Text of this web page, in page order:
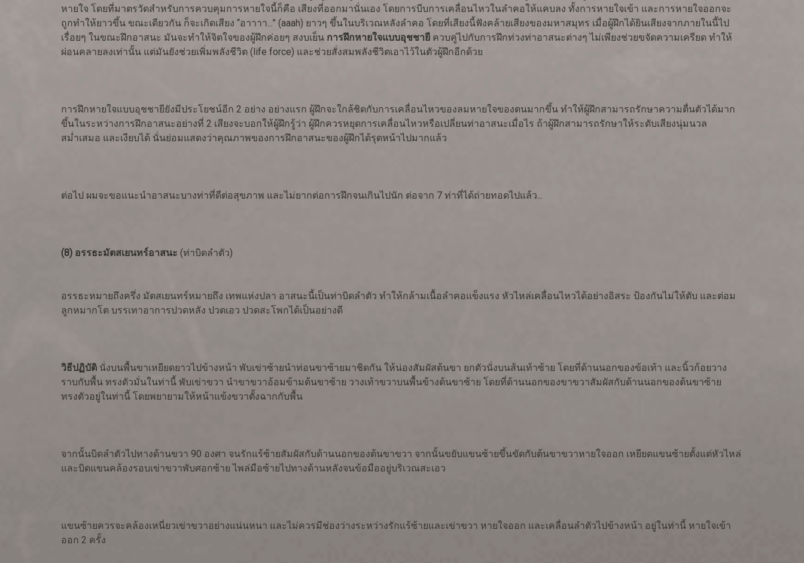
หายใจ โดยที่มาตรวัดสำหรับการควบคุมการหายใจนี้ก็คือ เสียงที่ออกมานั่นเอง โดยการบีบการเคลื่อนไหวในลำคอให้แคบลง ทั้งการหายใจเข้า และการหายใจออกจะ
ถูกทำให้ยาวขึ้น ขณะเดียวกัน ก็จะเกิดเสียง “อาาาา...” (aaah) ยาวๆ ขึ้นในบริเวณหลังลำคอ โดยที่เสียงนี้ฟังคล้ายเสียงของมหาสมุทร เมื่อผู้ฝึกได้ยินเสียงจากภายในนี้ไป
เรื่อยๆ ในขณะฝึกอาสนะ มันจะทำให้จิตใจของผู้ฝึกค่อยๆ สงบเย็น การฝึกหายใจแบบอุชชายี ควบคู่ไปกับการฝึกท่วงท่าอาสนะต่างๆ ไม่เพียงช่วยขจัดความเครียด ทำให้
ผ่อนคลายลงเท่านั้น แต่มันยังช่วยเพิ่มพลังชีวิต (life force) และช่วยสั่งสมพลังชีวิตเอาไว้ในตัวผู้ฝึกอีกด้วย
การฝึกหายใจแบบอุชชายียังมีประโยชน์อีก 2 อย่าง อย่างแรก ผู้ฝึกจะใกล้ชิดกับการเคลื่อนไหวของลมหายใจของตนมากขึ้น ทำให้ผู้ฝึกสามารถรักษาความตื่นตัวได้มาก
ขึ้นในระหว่างการฝึกอาสนะอย่างที่ 2 เสียงจะบอกให้ผู้ฝึกรู้ว่า ผู้ฝึกควรหยุดการเคลื่อนไหวหรือเปลี่ยนท่าอาสนะเมื่อไร ถ้าผู้ฝึกสามารถรักษาให้ระดับเสียงนุ่มนวล
สม่ำเสมอ และเงียบได้ นั่นย่อมแสดงว่าคุณภาพของการฝึกอาสนะของผู้ฝึกได้รุดหน้าไปมากแล้ว
ต่อไป ผมจะขอแนะนำอาสนะบางท่าที่ดีต่อสุขภาพ และไม่ยากต่อการฝึกจนเกินไปนัก ต่อจาก 7 ท่าที่ได้ถ่ายทอดไปแล้ว...
(8) อรรธะมัตสเยนทร์อาสนะ (ท่าบิดลำตัว)
อรรธะหมายถึงครึ่ง มัตสเยนทร์หมายถึง เทพแห่งปลา อาสนะนี้เป็นท่าบิดลำตัว ทำให้กล้ามเนื้อลำคอแข็งแรง หัวไหล่เคลื่อนไหวได้อย่างอิสระ ป้องกันไม่ให้ตับ และต่อม
ลูกหมากโต บรรเทาอาการปวดหลัง ปวดเอว ปวดสะโพกได้เป็นอย่างดี
วิธีปฏิบัติ นั่งบนพื้นขาเหยียดยาวไปข้างหน้า พับเข่าซ้ายนำท่อนขาซ้ายมาชิดกัน ให้น่องสัมผัสต้นขา ยกตัวนั่งบนส้นเท้าซ้าย โดยที่ด้านนอกของข้อเท้า และนิ้วก้อยวาง
ราบกับพื้น ทรงตัวมั่นในท่านี้ พับเข่าขวา นำขาขวาอ้อมข้ามต้นขาซ้าย วางเท้าขวาบนพื้นข้างต้นขาซ้าย โดยที่ด้านนอกของขาขวาสัมผัสกับด้านนอกของต้นขาซ้าย
ทรงตัวอยู่ในท่านี้ โดยพยายามให้หน้าแข้งขวาตั้งฉากกับพื้น
จากนั้นบิดลำตัวไปทางด้านขวา 90 องศา จนรักแร้ซ้ายสัมผัสกับด้านนอกของต้นขาขวา จากนั้นขยับแขนซ้ายขึ้นขัดกับต้นขาขวาหายใจออก เหยียดแขนซ้ายตั้งแต่หัวไหล่
และบิดแขนคล้องรอบเข่าขวาพับศอกซ้าย ไพล่มือซ้ายไปทางด้านหลังจนข้อมืออยู่บริเวณสะเอว
แขนซ้ายควรจะคล้องเหนี่ยวเข่าขวาอย่างแน่นหนา และไม่ควรมีช่องว่างระหว่างรักแร้ซ้ายและเข่าขวา หายใจออก และเคลื่อนลำตัวไปข้างหน้า อยู่ในท่านี้ หายใจเข้า
ออก 2 ครั้ง